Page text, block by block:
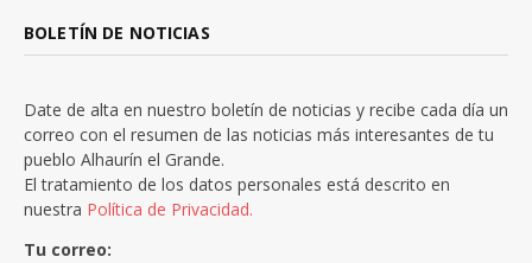
BOLETÍN DE NOTICIAS
Date de alta en nuestro boletín de noticias y recibe cada día un
correo con el resumen de las noticias más interesantes de tu
pueblo Alhaurín el Grande.
El tratamiento de los datos personales está descrito en
nuestra Política de Privacidad.
Tu correo: